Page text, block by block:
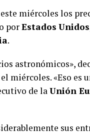
miércoles los
porEstados Unidos
.
astronómicos»,
miércoles. «Eso es
de laUnión
sus